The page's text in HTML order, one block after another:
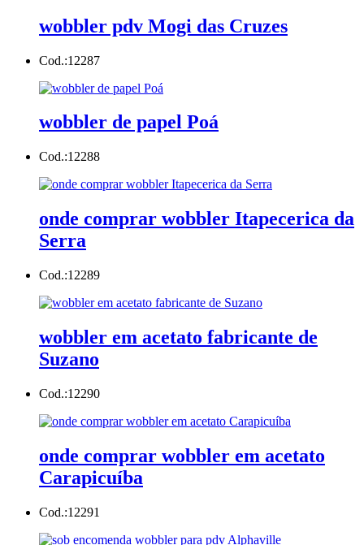
wobbler pdv Mogi das Cruzes
Cod.:12287
wobbler de papel Poá
Cod.:12288
onde comprar wobbler Itapecerica da
Serra
Cod.:12289
wobbler em acetato fabricante de
Suzano
Cod.:12290
onde comprar wobbler em acetato
Carapicuíba
Cod.:12291